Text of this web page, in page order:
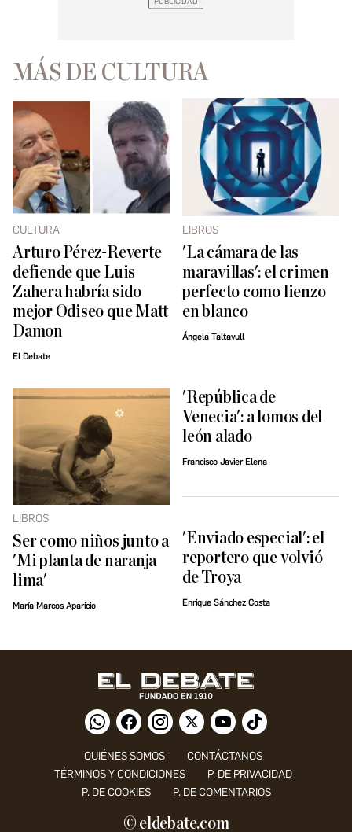
MÁS DE CULTURA
CULTURA
Arturo Pérez-Reverte
defiende que Luis
Zahera habría sido
mejor Odiseo que Matt
Damon
El Debate
LIBROS
'La cámara de las
maravillas': el crimen
perfecto como lienzo
en blanco
Ángela Taltavull
LIBROS
Ser como niños junto a
'Mi planta de naranja
lima'
María Marcos Aparicio
'República de
Venecia': a lomos del
león alado
Francisco Javier Elena
'Enviado especial': el
reportero que volvió
de Troya
Enrique Sánchez Costa
QUIÉNES SOMOS
CONTÁCTANOS
TÉRMINOS Y CONDICIONES
P. DE PRIVACIDAD
P. DE COOKIES
P. DE COMENTARIOS
© eldebate.com